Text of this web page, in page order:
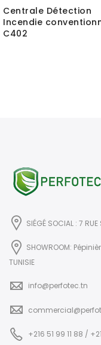
Centrale Détection
Incendie
C402
SIÉGÉ SOCIAL : 7
SHOWROOM:
TUNISIE
info@perfotec.tn
+216 51 99 11 88 /